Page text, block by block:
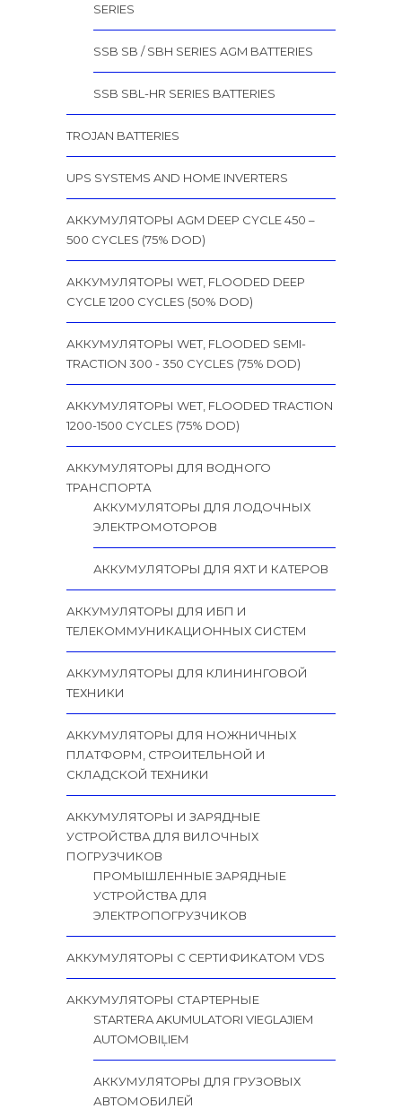
SERIES
SSB SB / SBH SERIES AGM BATTERIES
SSB SBL-HR SERIES BATTERIES
TROJAN BATTERIES
UPS SYSTEMS AND HOME INVERTERS
АККУМУЛЯТОРЫ AGM DEEP CYCLE 450 –
500 CYCLES (75% DOD)
АККУМУЛЯТОРЫ WET, FLOODED DEEP
CYCLE 1200 CYCLES (50% DOD)
АККУМУЛЯТОРЫ WET, FLOODED SEMI-
TRACTION 300 - 350 CYCLES (75% DOD)
АККУМУЛЯТОРЫ WET, FLOODED TRACTION
1200-1500 CYCLES (75% DOD)
АККУМУЛЯТОРЫ ДЛЯ ВОДНОГО
ТРАНСПОРТА
АККУМУЛЯТОРЫ ДЛЯ ЛОДОЧНЫХ
ЭЛЕКТРОМОТОРОВ
АККУМУЛЯТОРЫ ДЛЯ ЯХТ И КАТЕРОВ
АККУМУЛЯТОРЫ ДЛЯ ИБП И
ТЕЛЕКОММУНИКАЦИОННЫХ СИСТЕМ
АККУМУЛЯТОРЫ ДЛЯ КЛИНИНГОВОЙ
ТЕХНИКИ
АККУМУЛЯТОРЫ ДЛЯ НОЖНИЧНЫХ
ПЛАТФОРМ, СТРОИТЕЛЬНОЙ И
СКЛАДСКОЙ ТЕХНИКИ
АККУМУЛЯТОРЫ И ЗАРЯДНЫЕ
УСТРОЙСТВА ДЛЯ ВИЛОЧНЫХ
ПОГРУЗЧИКОВ
ПРОМЫШЛЕННЫЕ ЗАРЯДНЫЕ
УСТРОЙСТВА ДЛЯ
ЭЛЕКТРОПОГРУЗЧИКОВ
АККУМУЛЯТОРЫ С СЕРТИФИКАТОМ VDS
АККУМУЛЯТОРЫ СТАРТЕРНЫЕ
STARTERA AKUMULATORI VIEGLAJIEM
AUTOMOBIĻIEM
АККУМУЛЯТОРЫ ДЛЯ ГРУЗОВЫХ
АВТОМОБИЛЕЙ